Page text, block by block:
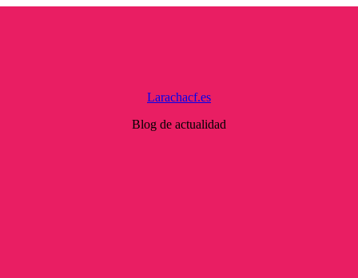
Larachacf.es
Blog de actualidad